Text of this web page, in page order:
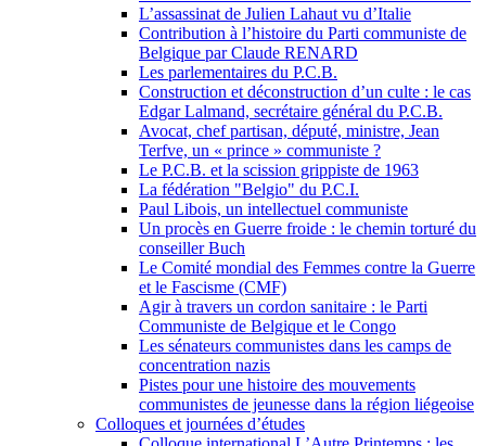
L’assassinat de Julien Lahaut vu d’Italie
Contribution à l’histoire du Parti communiste de
Belgique par Claude RENARD
Les parlementaires du P.C.B.
Construction et déconstruction d’un culte : le cas
Edgar Lalmand, secrétaire général du P.C.B.
Avocat, chef partisan, député, ministre, Jean
Terfve, un « prince » communiste ?
Le P.C.B. et la scission grippiste de 1963
La fédération "Belgio" du P.C.I.
Paul Libois, un intellectuel communiste
Un procès en Guerre froide : le chemin torturé du
conseiller Buch
Le Comité mondial des Femmes contre la Guerre
et le Fascisme (CMF)
Agir à travers un cordon sanitaire : le Parti
Communiste de Belgique et le Congo
Les sénateurs communistes dans les camps de
concentration nazis
Pistes pour une histoire des mouvements
communistes de jeunesse dans la région liégeoise
Colloques et journées d’études